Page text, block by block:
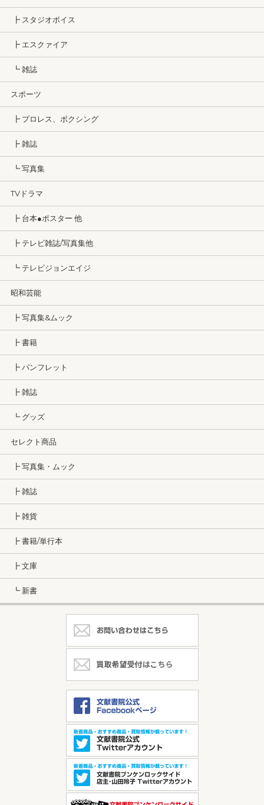
┣ スタジオボイス
┣ エスクァイア
┗ 雑誌
スポーツ
┣ プロレス、ボクシング
┣ 雑誌
┗ 写真集
TVドラマ
┣ 台本●ポスター 他
┣ テレビ雑誌/写真集他
┗ テレビジョンエイジ
昭和芸能
┣ 写真集&ムック
┣ 書籍
┣ パンフレット
┣ 雑誌
┗ グッズ
セレクト商品
┣ 写真集・ムック
┣ 雑誌
┣ 雑貨
┣ 書籍/単行本
┣ 文庫
┗ 新書